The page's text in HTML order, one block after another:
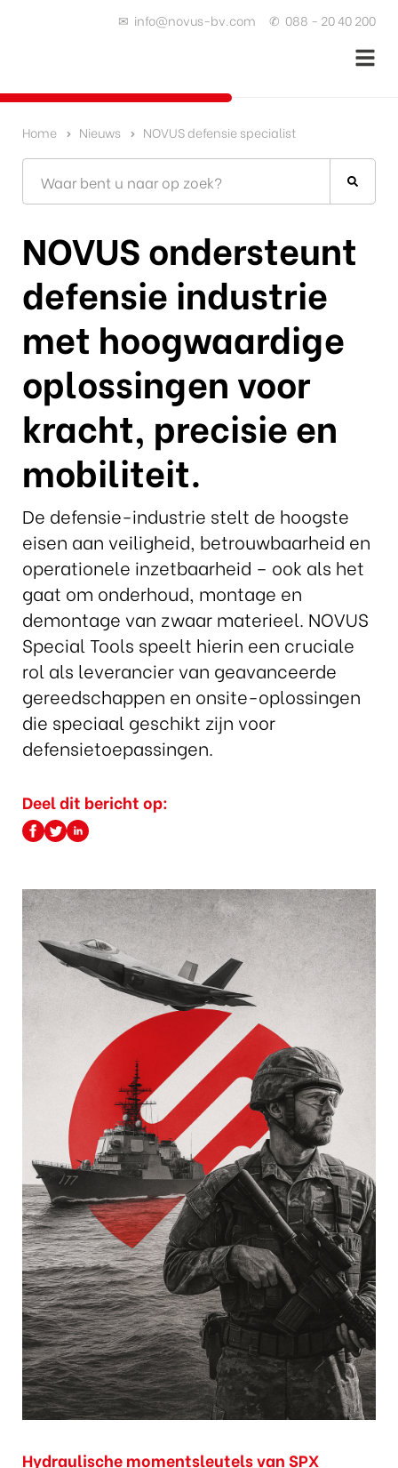
✉ info@novus-bv.com ✆ 088 - 20 40 200
Home Nieuws NOVUS defensie specialist
NOVUS ondersteunt
defensie industrie
met hoogwaardige
oplossingen voor
kracht, precisie en
mobiliteit.
De defensie-industrie stelt de hoogste
eisen aan veiligheid, betrouwbaarheid en
operationele inzetbaarheid – ook als het
gaat om onderhoud, montage en
demontage van zwaar materieel. NOVUS
Special Tools speelt hierin een cruciale
rol als leverancier van geavanceerde
gereedschappen en onsite-oplossingen
die speciaal geschikt zijn voor
defensietoepassingen.
Deel dit bericht op:
Hydraulische momentsleutels van SPX